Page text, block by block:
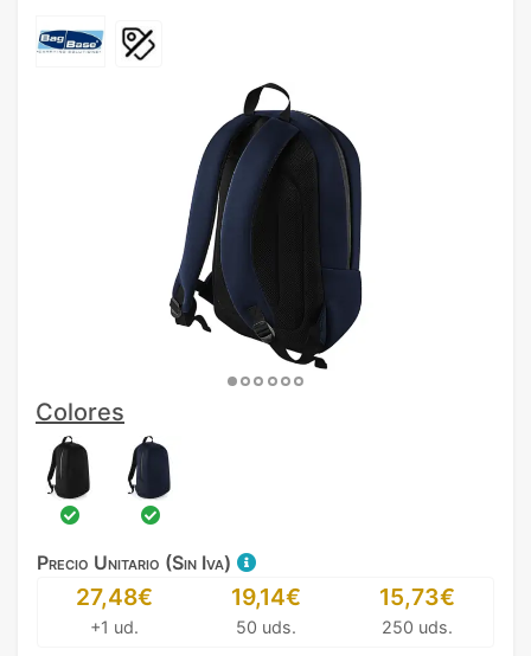
Colores
Precio Unitario (Sin Iva)
27,48€
+1 ud.
19,14€
50 uds.
15,73€
250 uds.